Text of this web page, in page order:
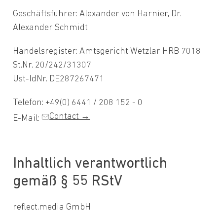
Geschäftsführer: Alexander von Harnier, Dr.
Alexander Schmidt
Handelsregister: Amtsgericht Wetzlar HRB 7018
St.Nr. 20/242/31307
Ust-IdNr. DE287267471
Telefon: +49(0) 6441 / 208 152 - 0
E-Mail:
Contact →
Inhaltlich verantwortlich
gemäß § 55 RStV
reflect.media GmbH